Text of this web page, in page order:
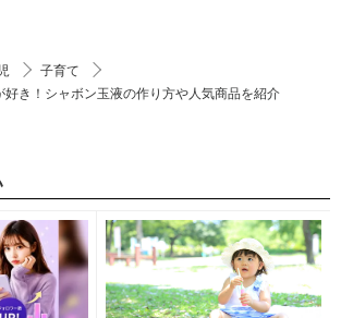
子育て
好き！シャボン玉液の作り方や人気商品を紹介